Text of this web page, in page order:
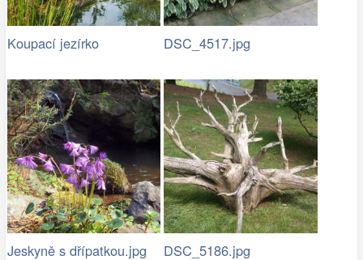
Koupací jezírko DSC_4517.jpg
Jeskyně s dřípatkou.jpg DSC_5186.jpg